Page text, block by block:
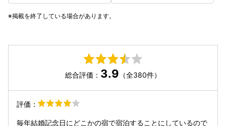
掲載を終了している場合があります。
総合評価： 3.9 （全380件）
評価：
毎年結婚記念日にどこかの宿で宿泊することにしているので